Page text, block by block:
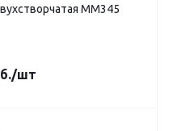
ММ345
/шт